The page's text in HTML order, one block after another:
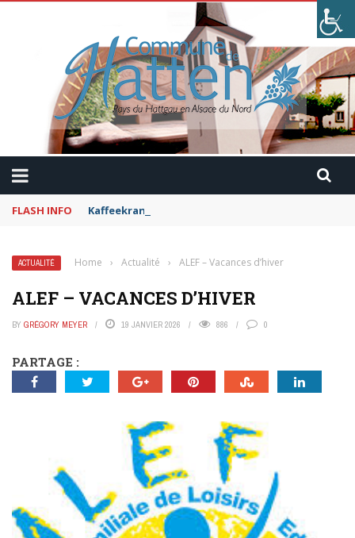
FLASH INFO Kaffeekranzel : Le Maroc en camping-car avec
ACTUALITÉ Home › Actualité › ALEF – Vacances d’hiver
ALEF – VACANCES D’HIVER
BY GRÉGORY MEYER 19 JANVIER 2026 886 0
PARTAGE :